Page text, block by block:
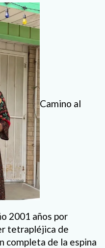
Camino al
2001 años por
tetrapléjica de
completa de la espina